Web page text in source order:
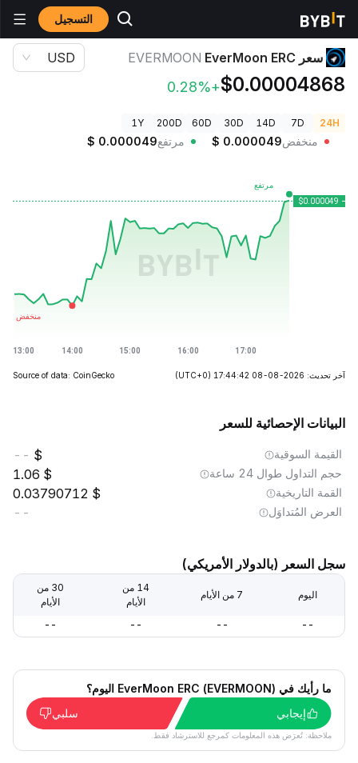
التسجيل أسعار العملات الرقمية
سعر EverMoon ERC EVERMOON
$0.00004868
+0.28%
USD
24H
7D
14D
30D
60D
200D
1Y
منخفض $ 0.000049 مرتفع $ 0.000049
آخر تحديث: 2026-08-08 17:44:42 (UTC+0)
Source of data: CoinGecko
البيانات الإحصائية للسعر
القيمة السوقية --
حجم التداول طوال 24 ساعة 1.06
القمة التاريخية 0.03790712
العرض المُتداوَل --
سجل السعر (بالدولار الأمريكي)
اليوم 7 من الأيام
14 من
الأيام
30 من
الأيام
--
--
--
--
ما رأيك في EverMoon ERC (EVERMOON) اليوم؟
إيجابي
سلبي
ملاحظة: تُعرَض هذه المعلومات كمرجع للاسترشاد فقط.